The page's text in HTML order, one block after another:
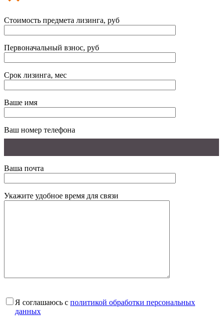
Стоимость предмета лизинга, руб
Первоначальный взнос, руб
Срок лизинга, мес
Ваше имя
Ваш номер телефона
Ваша почта
Укажите удобное время для связи
Я соглашаюсь с политикой обработки персональных
данных